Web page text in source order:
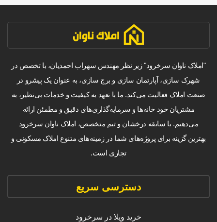
"املاک ناوان سرخرود" زیر نظر مهندس سهراب احمدیان، با تخصص در
شهرک سازی، آپارتمان سازی و برج سازی، به عنوان یک پیشرو در
صنعت املاک فعالیت می‌کند. ما با تعهد به کیفیت و خدمات بی‌نظیر، به
مشتریان خود خانه‌ها و سرمایه‌گذاری‌های دقیق و مطمئن ارائه
می‌دهیم. با سابقه درخشان و تیم متخصص، املاک ناوان سرخرود
بهترین گزینه برای پروژه‌های شما در زمینه‌های متنوع املاک مسکونی و
تجاری است.
دسترسی سریع
خرید ویلا در سرخرود